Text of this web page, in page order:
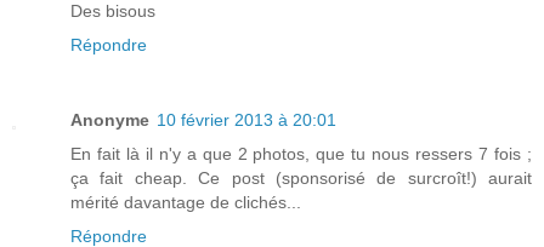
Des bisous
Répondre
Anonyme 10 février 2013 à 20:01
En fait là il n'y a que 2 photos, que tu nous ressers 7 fois ;
ça fait cheap. Ce post (sponsorisé de surcroît!) aurait
mérité davantage de clichés...
Répondre